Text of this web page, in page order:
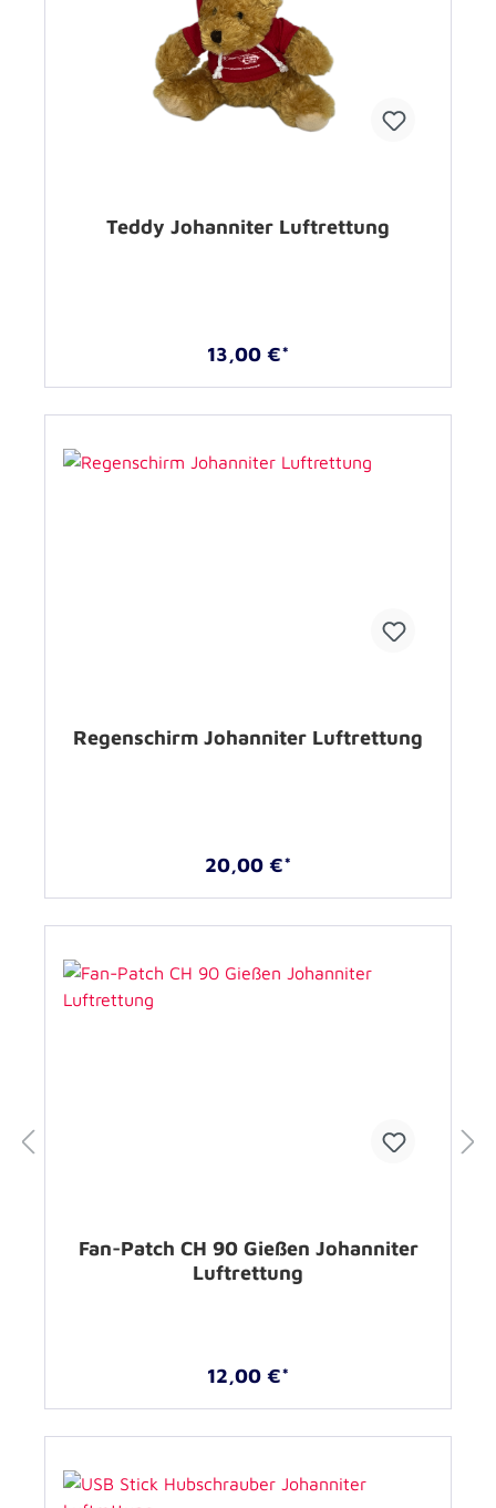
Teddy Johanniter Luftrettung
13,00 €*
Regenschirm Johanniter Luftrettung
20,00 €*
Fan-Patch CH 90 Gießen Johanniter
Luftrettung
12,00 €*